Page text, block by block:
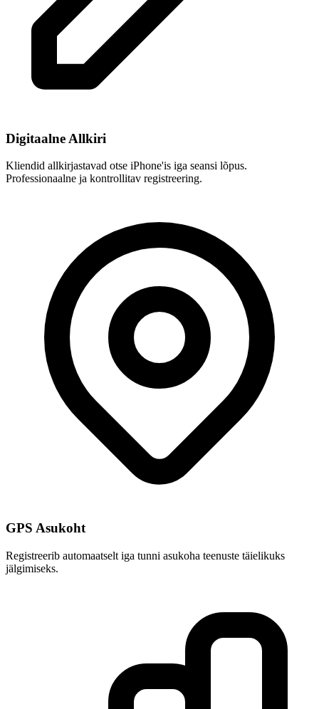
Digitaalne Allkiri
Kliendid allkirjastavad otse iPhone'is iga seansi lõpus.
Professionaalne ja kontrollitav registreering.
GPS Asukoht
Registreerib automaatselt iga tunni asukoha teenuste täielikuks
jälgimiseks.